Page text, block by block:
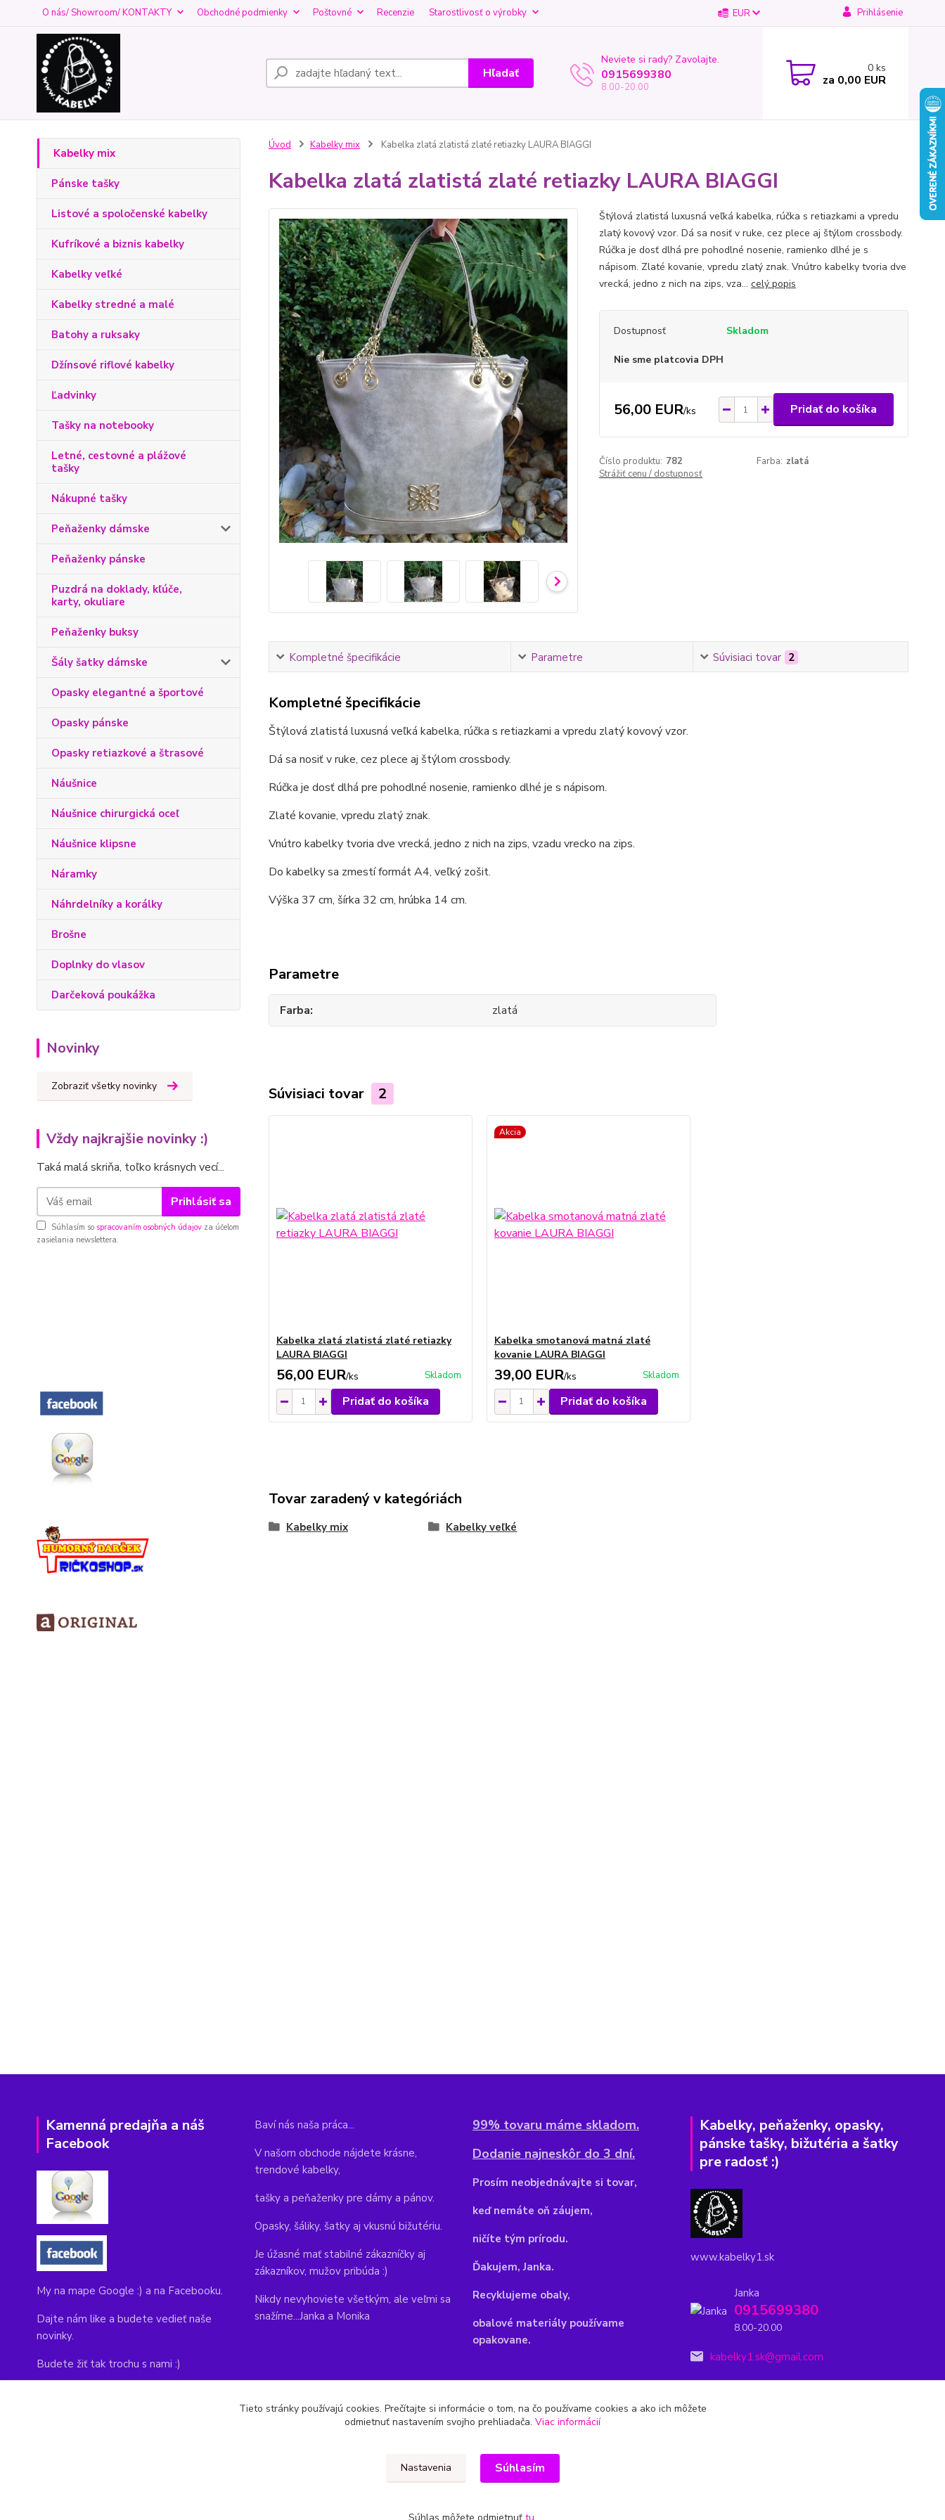
O nás/ Showroom/ KONTAKTY Obchodné podmienky Poštovné Recenzie Starostlivosť o výrobky EUR Prihlásenie
Hľadať
Neviete si rady? Zavolajte.
0915699380
8.00-20.00
0 ks
za 0,00 EUR
Kabelky mix
Pánske tašky
Listové a spoločenské kabelky
Kufríkové a biznis kabelky
Kabelky veľké
Kabelky stredné a malé
Batohy a ruksaky
Džínsové riflové kabelky
Ľadvinky
Tašky na notebooky
Letné, cestovné a plážové
tašky
Nákupné tašky
Peňaženky dámske
Peňaženky pánske
Puzdrá na doklady, kľúče,
karty, okuliare
Peňaženky buksy
Šály šatky dámske
Opasky elegantné a športové
Opasky pánske
Opasky retiazkové a štrasové
Náušnice
Náušnice chirurgická oceľ
Náušnice klipsne
Náramky
Náhrdelníky a korálky
Brošne
Doplnky do vlasov
Darčeková poukážka
Novinky
Zobraziť všetky novinky
Vždy najkrajšie novinky :)
Taká malá skriňa, toľko krásnych vecí...
Prihlásiť sa
Súhlasím so spracovaním osobných údajov za účelom
zasielania newslettera.
Úvod Kabelky mix Kabelka zlatá zlatistá zlaté retiazky LAURA BIAGGI
Kabelka zlatá zlatistá zlaté retiazky LAURA BIAGGI
Štýlová zlatistá luxusná veľká kabelka, rúčka s retiazkami a vpredu
zlatý kovový vzor. Dá sa nosiť v ruke, cez plece aj štýlom crossbody.
Rúčka je dosť dlhá pre pohodlné nosenie, ramienko dlhé je s
nápisom. Zlaté kovanie, vpredu zlatý znak. Vnútro kabelky tvoria dve
vrecká, jedno z nich na zips, vza... celý popis
Dostupnosť Skladom
Nie sme platcovia DPH
56,00 EUR/ks Pridať do košíka
Číslo produktu: 782 Farba: zlatá
Strážiť cenu / dostupnosť
Kompletné špecifikácie Parametre Súvisiaci tovar 2
Kompletné špecifikácie
Štýlová zlatistá luxusná veľká kabelka, rúčka s retiazkami a vpredu zlatý kovový vzor.
Dá sa nosiť v ruke, cez plece aj štýlom crossbody.
Rúčka je dosť dlhá pre pohodlné nosenie, ramienko dlhé je s nápisom.
Zlaté kovanie, vpredu zlatý znak.
Vnútro kabelky tvoria dve vrecká, jedno z nich na zips, vzadu vrecko na zips.
Do kabelky sa zmestí formát A4, veľký zošit.
Výška 37 cm, šírka 32 cm, hrúbka 14 cm.
Parametre
Farba zlatá
Súvisiaci tovar 2
Kabelka zlatá zlatistá zlaté retiazky
LAURA BIAGGI
56,00 EUR/ks Skladom
Pridať do košíka
Akcia
Kabelka smotanová matná zlaté
kovanie LAURA BIAGGI
39,00 EUR/ks Skladom
Pridať do košíka
Tovar zaradený v kategóriách
Kabelky mix Kabelky veľké
Kamenná predajňa a náš
Facebook
My na mape Google :) a na Facebooku.
Dajte nám like a budete vedieť naše
novinky.
Budete žiť tak trochu s nami :)
Baví nás naša práca...
V našom obchode nájdete krásne,
trendové kabelky,
tašky a peňaženky pre dámy a pánov.
Opasky, šáliky, šatky aj vkusnú bižutériu.
Je úžasné mať stabilné zákazníčky aj
zákazníkov, mužov pribúda :)
Nikdy nevyhoviete všetkým, ale veľmi sa
snažíme...Janka a Monika
99% tovaru máme skladom.
Dodanie najneskôr do 3 dní.
Prosím neobjednávajte si tovar,
keď nemáte oň záujem,
ničíte tým prírodu.
Ďakujem, Janka.
Recyklujeme obaly,
obalové materiály používame
opakovane.
Kabelky, peňaženky, opasky,
pánske tašky, bižutéria a šatky
pre radosť :)
www.kabelky1.sk
Janka
0915699380
8.00-20.00
kabelky1.sk@gmail.com
Tieto stránky používajú cookies. Prečítajte si informácie o tom, na čo používame cookies a ako ich môžete
odmietnuť nastavením svojho prehliadača. Viac informácií
Nastavenia Súhlasím